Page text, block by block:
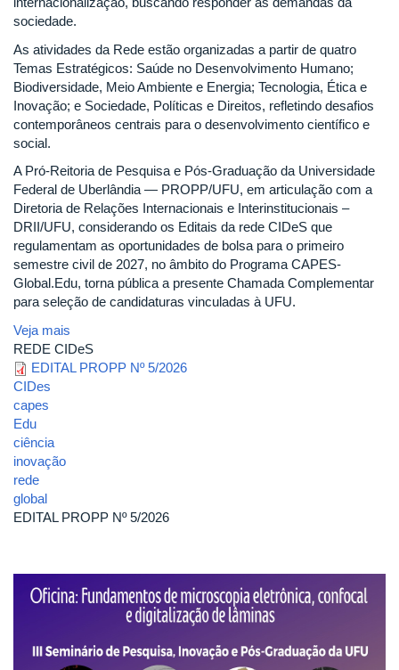
sociedade.
As atividades da Rede estão organizadas a partir de quatro
Temas Estratégicos: Saúde no Desenvolvimento Humano;
Biodiversidade, Meio Ambiente e Energia; Tecnologia, Ética e
Inovação; e Sociedade, Políticas e Direitos, refletindo desafios
contemporâneos centrais para o desenvolvimento científico e
social.
A Pró-Reitoria de Pesquisa e Pós-Graduação da Universidade
Federal de Uberlândia — PROPP/UFU, em articulação com a
Diretoria de Relações Internacionais e Interinstitucionais –
DRII/UFU, considerando os Editais da rede CIDeS que
regulamentam as oportunidades de bolsa para o primeiro
semestre civil de 2027, no âmbito do Programa CAPES-
Global.Edu, torna pública a presente Chamada Complementar
para seleção de candidaturas vinculadas à UFU.
Veja mais
REDE CIDeS
EDITAL PROPP Nº 5/2026
CIDes
capes
Edu
ciência
inovação
rede
global
EDITAL PROPP Nº 5/2026